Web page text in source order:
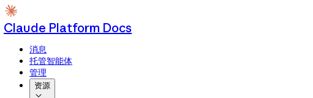
Claude Platform Docs
消息
托管智能体
管理
资源
